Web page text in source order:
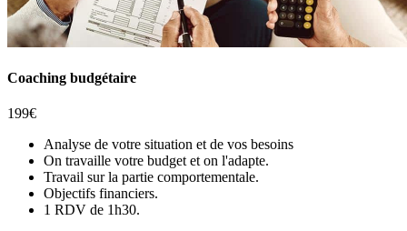
Coaching budgétaire
199€
Analyse de votre situation et de vos besoins
On travaille votre budget et on l'adapte.
Travail sur la partie comportementale.
Objectifs financiers.
1 RDV de 1h30.